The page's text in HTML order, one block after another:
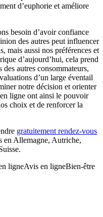
d’euphorie et améliore
besoin d’avoir confiance
des autres peut influencer
mais aussi nos préférences et
d’aujourd’hui, cela prend
autres consommateurs,
d’un large éventail
notre décision et orienter
ligne ont ainsi le pouvoir
choix et de renforcer la
gratuitement rendez-vous
en Allemagne, Autriche,
ligneAvis en ligneBien-être